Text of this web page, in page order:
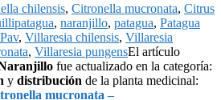
chilensis, Citronella mucronata, Citrus
, naranjillo, patagua, Patagua
, Villaresia chilensis, Villaresia
, Villaresia pungensEl artículo
fue actualizado en la categoría:
y distribución de la planta medicinal:
mucronata –